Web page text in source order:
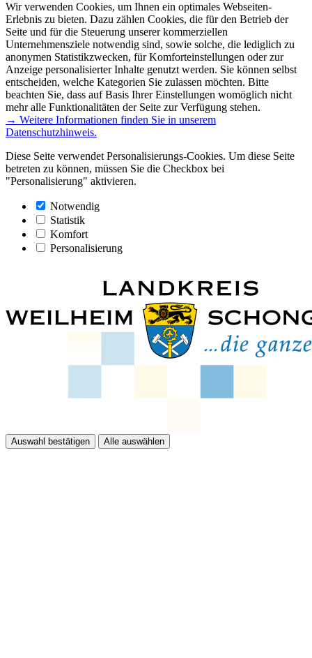
Wir verwenden Cookies, um Ihnen ein optimales Webseiten-
Erlebnis zu bieten. Dazu zählen Cookies, die für den Betrieb der
Seite und für die Steuerung unserer kommerziellen
Unternehmensziele notwendig sind, sowie solche, die lediglich zu
anonymen Statistikzwecken, für Komforteinstellungen oder zur
Anzeige personalisierter Inhalte genutzt werden. Sie können selbst
entscheiden, welche Kategorien Sie zulassen möchten. Bitte
beachten Sie, dass auf Basis Ihrer Einstellungen womöglich nicht
mehr alle Funktionalitäten der Seite zur Verfügung stehen.
→ Weitere Informationen finden Sie in unserem
Datenschutzhinweis.
Diese Seite verwendet Personalisierungs-Cookies. Um diese Seite
betreten zu können, müssen Sie die Checkbox bei
"Personalisierung" aktivieren.
Notwendig
Statistik
Komfort
Personalisierung
Auswahl bestätigen Alle auswählen